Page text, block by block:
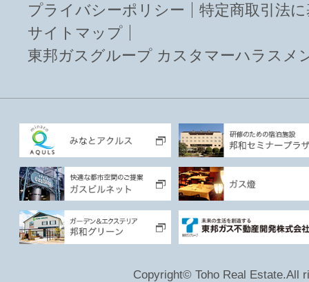
プライバシーポリシー
特定商取引法
サイトマップ
東邦ガスグループ カスタマーハラスメ
Copyright© Toho Real Estate.All